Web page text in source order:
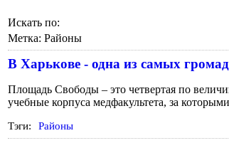
Искать по:
Метка: Районы
В Харькове - одна из самых
Площадь Свободы – это четвертая по
учебные корпуса медфакультета, за
Тэги: Районы